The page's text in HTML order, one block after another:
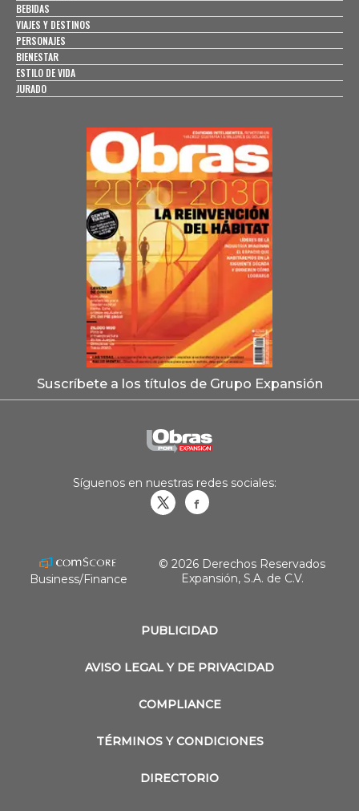
BEBIDAS
VIAJES Y DESTINOS
PERSONAJES
BIENESTAR
ESTILO DE VIDA
JURADO
Suscríbete a los títulos de Grupo Expansión
PUBLICIDAD
AVISO LEGAL Y DE PRIVACIDAD
COMPLIANCE
TÉRMINOS Y CONDICIONES
DIRECTORIO
Síguenos en nuestras redes sociales:
Business/Finance
© 2026 Derechos Reservados
Expansión, S.A. de C.V.